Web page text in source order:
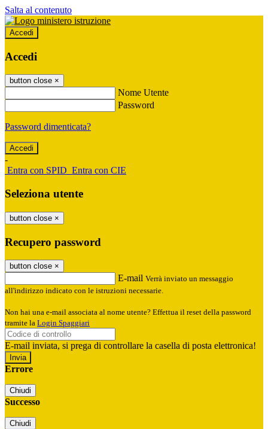
Salta al contenuto
Accedi
Accedi
button close ×
Nome Utente
Password
Password dimenticata?
-
Entra con SPID Entra con CIE
Seleziona utente
button close ×
Recupero password
button close ×
E-mail Verrà inviato un messaggio
all'indirizzo indicato con le istruzioni necessarie.
Non hai una e-mail associata al nome utente? Effettua il reset della password
tramite la Login Spaggiari
E-mail inviata, si prega di controllare la casella di posta elettronica!
Errore
Chiudi
Successo
Chiudi